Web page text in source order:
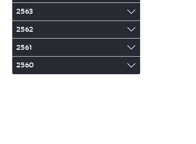
2563
2562
2561
2560